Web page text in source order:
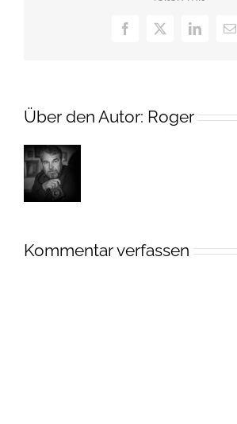
Facebook
X LinkedIn
E-
Über den Autor: Roger
Kommentar verfassen